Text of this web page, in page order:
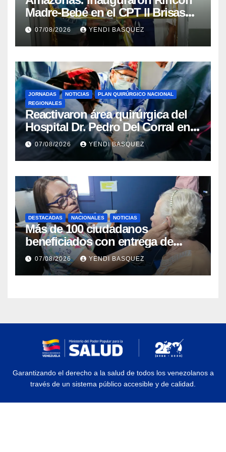
Madre-Bebé en el CPT II Brisas
del Aeropuerto ​Inauguraron
Rincón
07/08/2026 YENDI BASQUEZ
JORNADAS NOTICIAS
PLAN QUIRÚRGICO NACIONAL
REGIONALES
Reactivaron área quirúrgica del
Hospital Dr. Pedro Del Corral en
Guárico
07/08/2026 YENDI BASQUEZ
DESTACADAS NACIONALES NOTICIAS
Más de 100 ciudadanos
beneficiados con entrega de
prótesis auditivas en el Centro de
Rehabilitación J.J. Arvelo
07/08/2026 YENDI BASQUEZ
Garantizando el derecho a la salud de todos los venezolanos a
través de un sistema público accesible y de calidad.